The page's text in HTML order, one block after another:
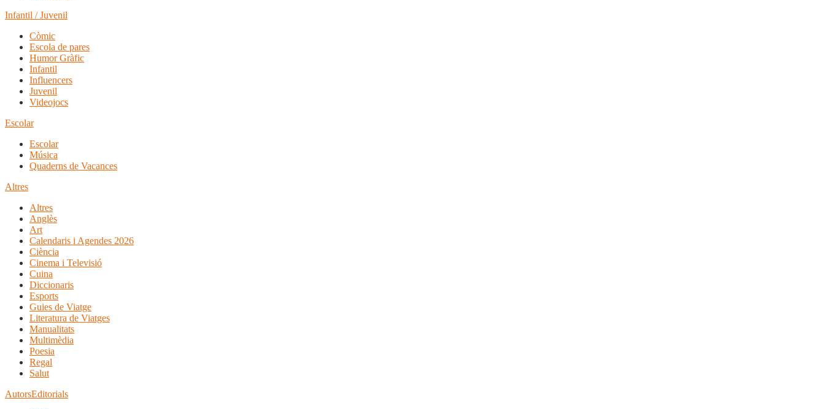
Infantil / Juvenil
Còmic
Escola de pares
Humor Gràfic
Infantil
Influencers
Juvenil
Videojocs
Escolar
Escolar
Música
Quaderns de Vacances
Altres
Altres
Anglès
Art
Calendaris i Agendes 2026
Ciència
Cinema i Televisió
Cuina
Diccionaris
Esports
Guies de Viatge
Literatura de Viatges
Manualitats
Multimèdia
Poesia
Regal
Salut
AutorsEditorials